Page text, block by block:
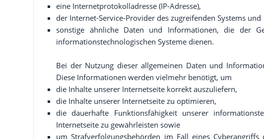
eine Internetprotokolladresse (IP-Adresse),
der Internet-Service-Provider des zugreifenden Systems und
sonstige ähnliche Daten und Informationen, die der
informationstechnologischen Systeme dienen.
Bei der Nutzung dieser allgemeinen Daten und
Diese Informationen werden vielmehr benötigt, um
die Inhalte unserer Internetseite korrekt auszuliefern,
die Inhalte unserer Internetseite zu optimieren,
die dauerhafte Funktionsfähigkeit unserer
Internetseite zu gewährleisten sowie
um Strafverfolgungsbehörden im Fall eines